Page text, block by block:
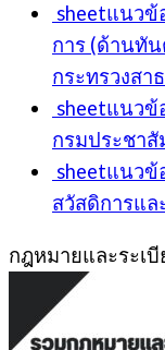
sheetแนว
การ (ด้านทั
กระทรวงสา
sheetแนวข้
กรมประชา
sheetแนวข้
สวัสดิการแล
กฎหมายและระเ